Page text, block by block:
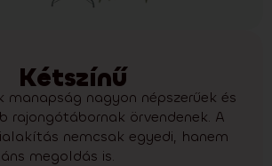
Kétszínű
manapság nagyon népszerűek és
rajongótábornak örvendenek. A
nemcsak egyedi, hanem
megoldás is.